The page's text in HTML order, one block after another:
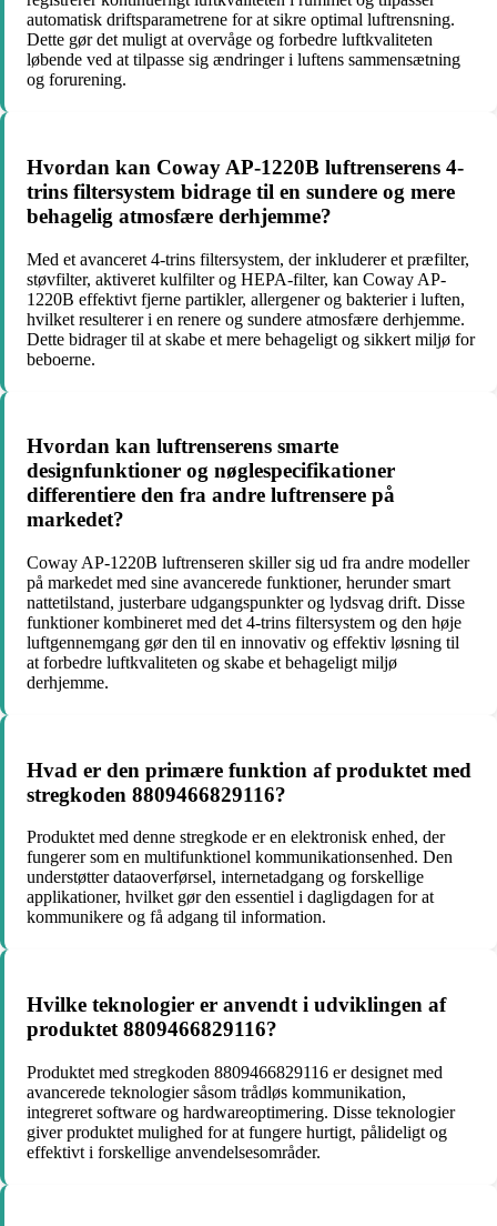
automatisk driftsparametrene for at sikre optimal luftrensning.
Dette gør det muligt at overvåge og forbedre luftkvaliteten
løbende ved at tilpasse sig ændringer i luftens sammensætning
og forurening.
Hvordan kan Coway AP-1220B luftrenserens 4-
trins filtersystem bidrage til en sundere og mere
behagelig atmosfære derhjemme?
Med et avanceret 4-trins filtersystem, der inkluderer et præfilter,
støvfilter, aktiveret kulfilter og HEPA-filter, kan Coway AP-
1220B effektivt fjerne partikler, allergener og bakterier i luften,
hvilket resulterer i en renere og sundere atmosfære derhjemme.
Dette bidrager til at skabe et mere behageligt og sikkert miljø for
beboerne.
Hvordan kan luftrenserens smarte
designfunktioner og nøglespecifikationer
differentiere den fra andre luftrensere på
markedet?
Coway AP-1220B luftrenseren skiller sig ud fra andre modeller
på markedet med sine avancerede funktioner, herunder smart
nattetilstand, justerbare udgangspunkter og lydsvag drift. Disse
funktioner kombineret med det 4-trins filtersystem og den høje
luftgennemgang gør den til en innovativ og effektiv løsning til
at forbedre luftkvaliteten og skabe et behageligt miljø
derhjemme.
Hvad er den primære funktion af produktet med
stregkoden 8809466829116?
Produktet med denne stregkode er en elektronisk enhed, der
fungerer som en multifunktionel kommunikationsenhed. Den
understøtter dataoverførsel, internetadgang og forskellige
applikationer, hvilket gør den essentiel i dagligdagen for at
kommunikere og få adgang til information.
Hvilke teknologier er anvendt i udviklingen af
produktet 8809466829116?
Produktet med stregkoden 8809466829116 er designet med
avancerede teknologier såsom trådløs kommunikation,
integreret software og hardwareoptimering. Disse teknologier
giver produktet mulighed for at fungere hurtigt, pålideligt og
effektivt i forskellige anvendelsesområder.